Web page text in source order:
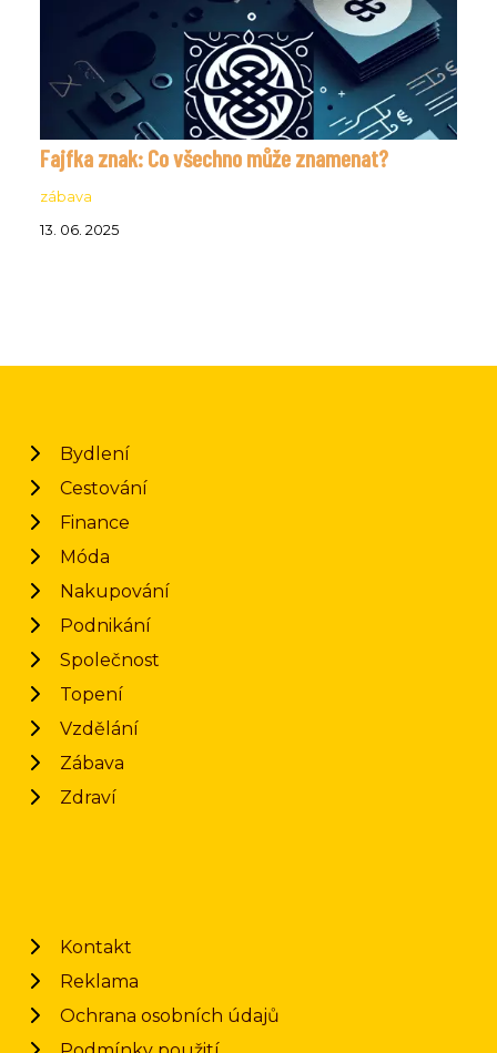
Fajfka znak: Co všechno může znamenat?
zábava
13. 06. 2025
Bydlení
Cestování
Finance
Móda
Nakupování
Podnikání
Společnost
Topení
Vzdělání
Zábava
Zdraví
Kontakt
Reklama
Ochrana osobních údajů